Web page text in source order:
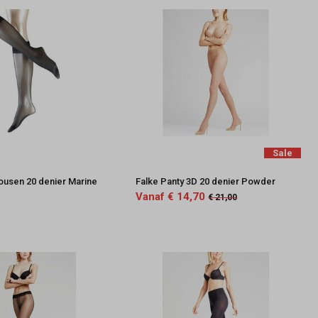
20 denier Marine
Sale
Falke Panty 3D 20 denier Powder
Vanaf € 14,70 € 21,00